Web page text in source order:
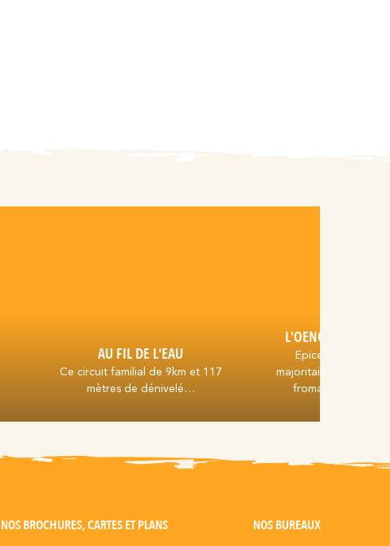
AU FIL DE L'EAU
Ce circuit familial de 9km et 117
mètres de dénivelé…
L'OENOLOGUE-
Epicerie fine
majoritairement des
fromages
NOS BROCHURES, CARTES ET PLANS NOS BUREAUX